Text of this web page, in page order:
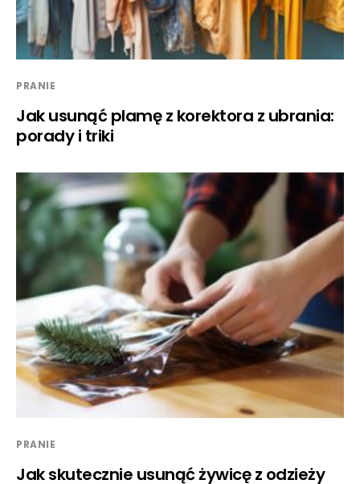
PRANIE
Jak usunąć plamę z korektora z ubrania:
porady i triki
PRANIE
Jak skutecznie usunąć żywicę z odzieży